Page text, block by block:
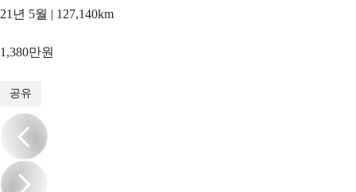
21년 5월 | 127,140km
1,380만원
공유
/18